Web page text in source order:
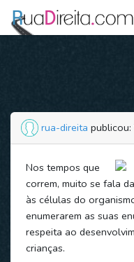
rua-direita publicou:
Nos tempos que
correm, muito se fala
às células do
enumerarem as suas
respeita ao
crianças.